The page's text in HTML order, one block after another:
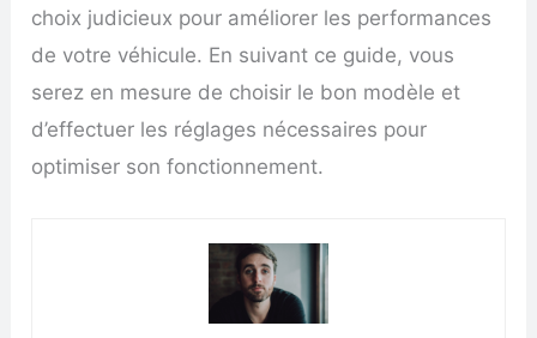
choix judicieux pour améliorer les performances
de votre véhicule. En suivant ce guide, vous
serez en mesure de choisir le bon modèle et
d’effectuer les réglages nécessaires pour
optimiser son fonctionnement.